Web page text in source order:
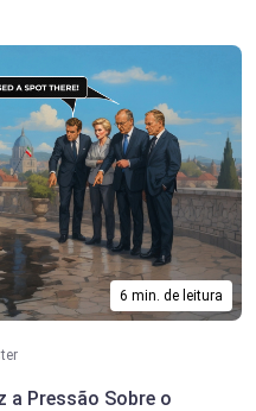
6 min. de leitura
a Pressão Sobre o